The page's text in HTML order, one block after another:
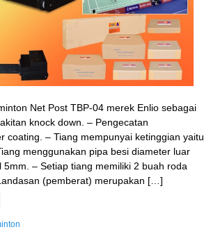
Net Post TBP-04 merek Enlio sebagai
knock down. – Pengecatan
coating. – Tiang mempunyai ketinggian yaitu
menggunakan pipa besi diameter luar
– Setiap tiang memiliki 2 buah roda
(pemberat) merupakan […]